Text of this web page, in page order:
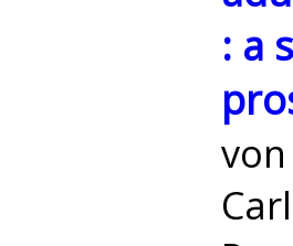
: a